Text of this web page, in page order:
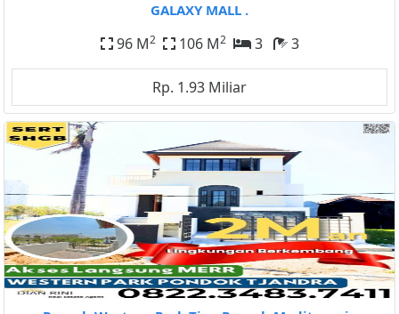
GALAXY MALL .
96 M2 106 M2 3 3
Rp. 1.93 Miliar